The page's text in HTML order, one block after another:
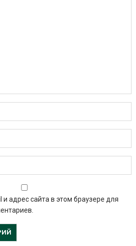
адрес сайта в этом браузере для